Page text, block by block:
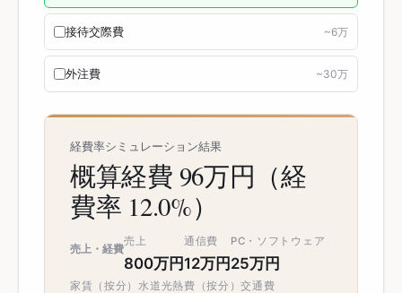
接待交際費 ~6万
外注費 ~30万
経費率シミュレーション結果
概算経費 96万円（経
費率 12.0%）
売上・経費
売上
800万円
通信費
12万円
PC・ソフトウェア
25万円
家賃（按分）水道光熱費（按分）交通費